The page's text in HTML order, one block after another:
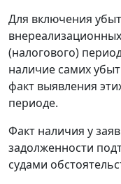
Для включения
(налогового)
наличие самих
факт выявления
периоде.
Факт наличия у
задолженности
судами